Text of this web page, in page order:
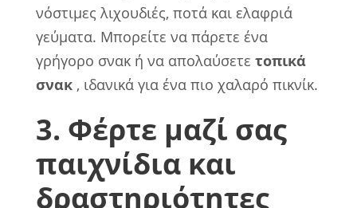
νόστιμες λιχουδιές, ποτά και ελαφριά
γεύματα. Μπορείτε να πάρετε ένα
γρήγορο σνακ ή να απολαύσετε τοπικά
σνακ , ιδανικά για ένα πιο χαλαρό πικνίκ.
3. Φέρτε μαζί σας
παιχνίδια και
δραστηριότητες